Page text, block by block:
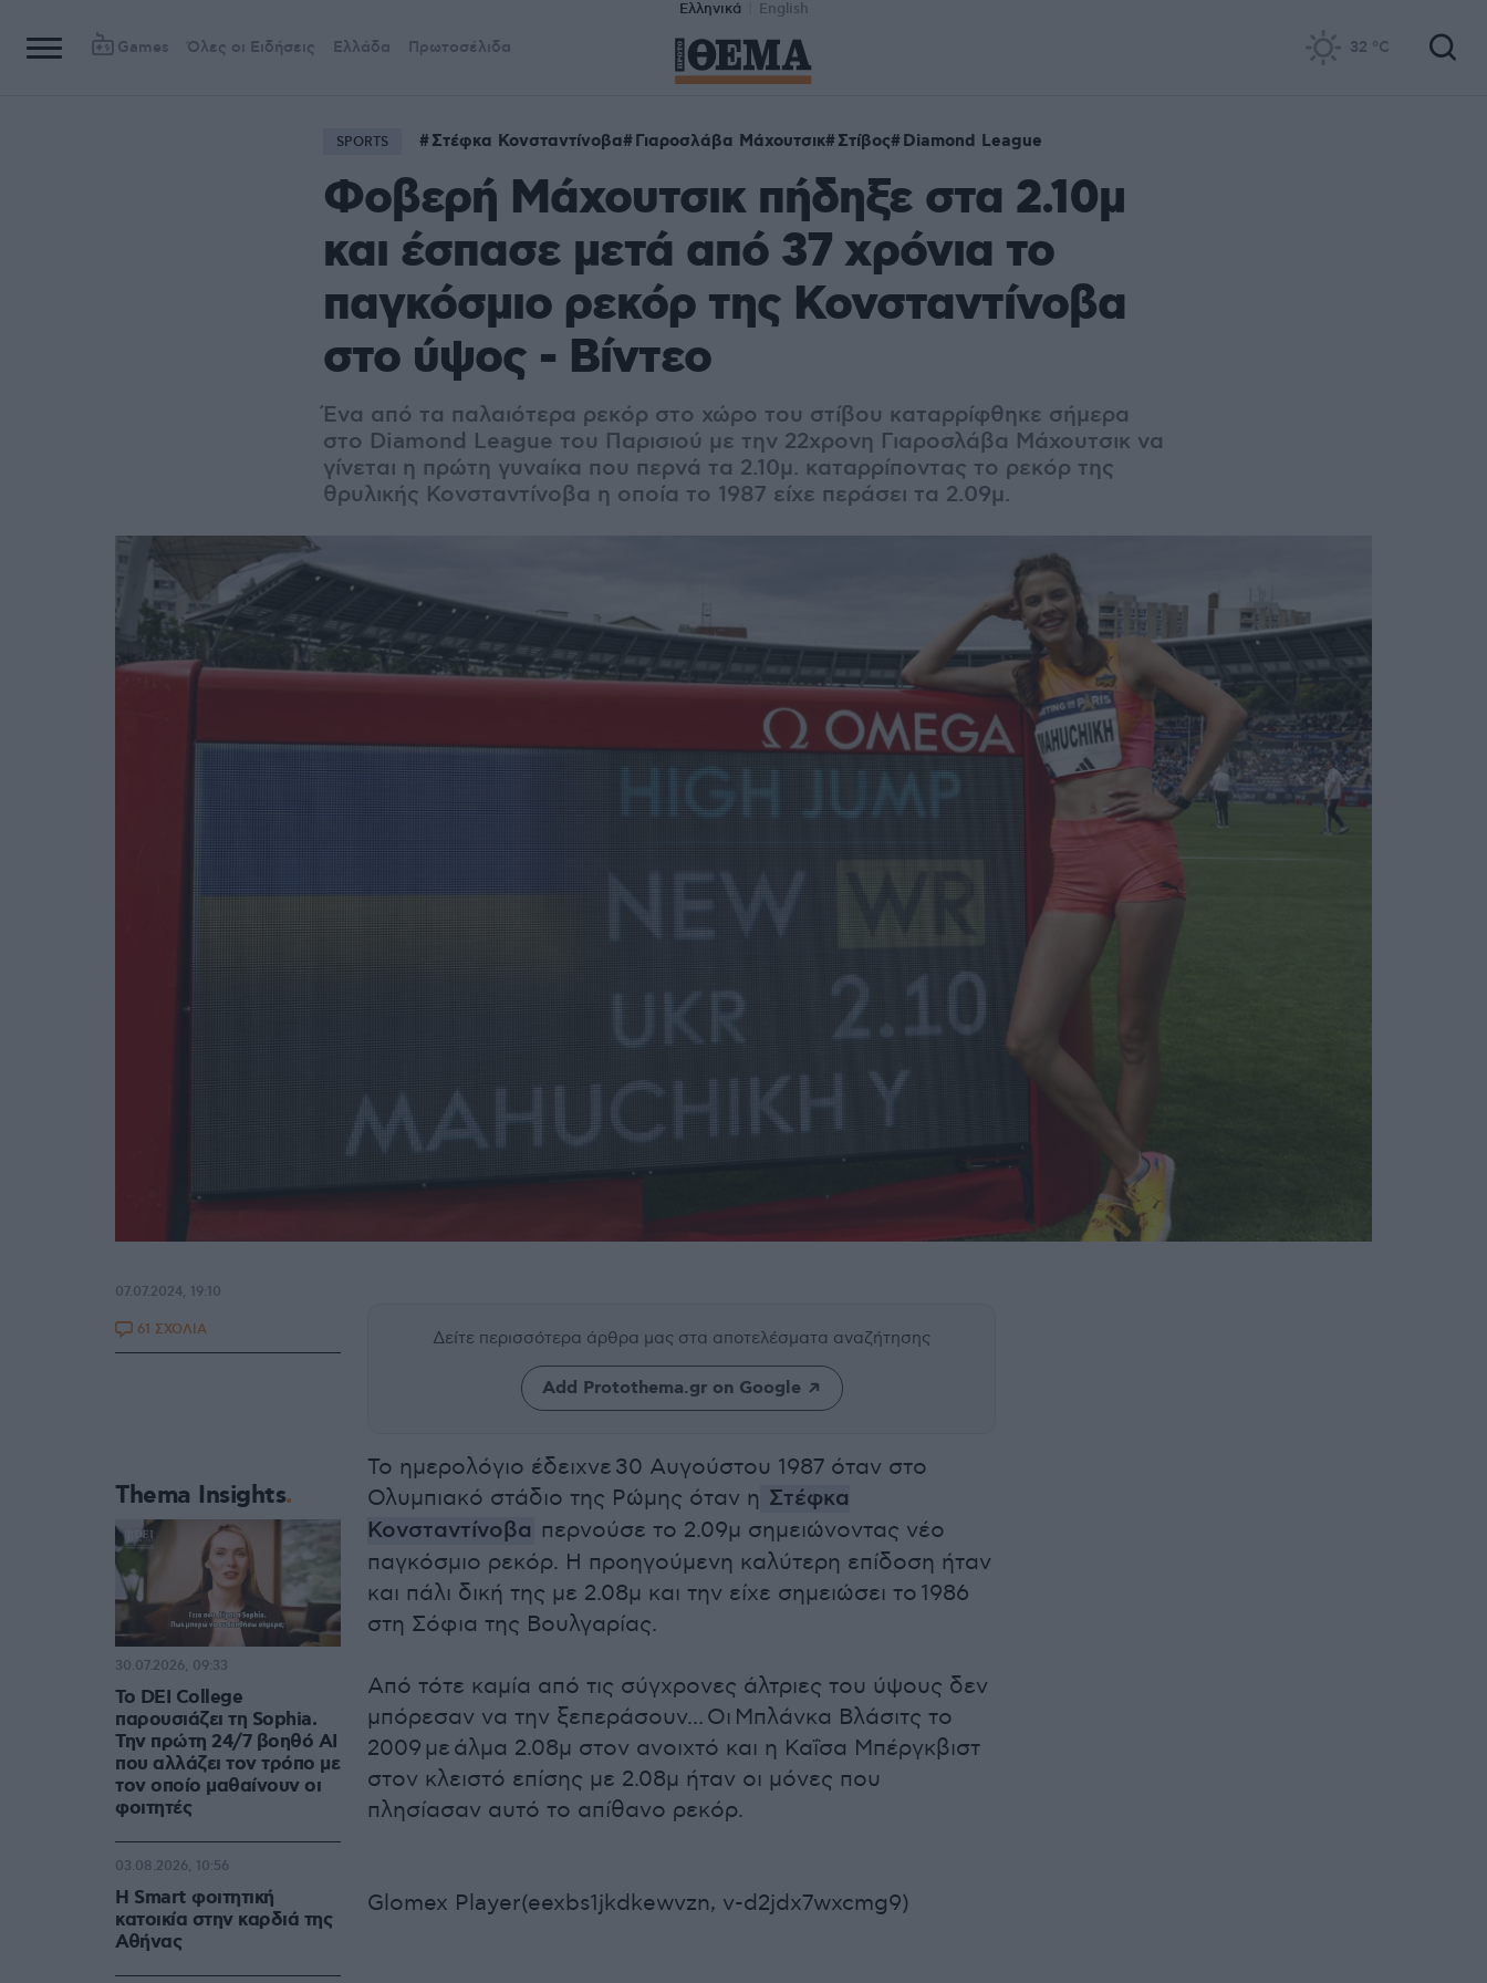
Ελληνικά English
Games Όλες οι Ειδήσεις Ελλάδα Πρωτοσέλιδα 32 °C
SPORTS Στέφκα Κονσταντίνοβα Γιαροσλάβα Μάχουτσικ Στίβος Diamond League
Φοβερή Μάχουτσικ πήδηξε στα 2.10μ
και έσπασε μετά από 37 χρόνια το
παγκόσμιο ρεκόρ της Κονσταντίνοβα
στο ύψος - Βίντεο
Ένα από τα παλαιότερα ρεκόρ στο χώρο του στίβου καταρρίφθηκε σήμερα
στο Diamond League του Παρισιού με την 22χρονη Γιαροσλάβα Μάχουτσικ να
γίνεται η πρώτη γυναίκα που περνά τα 2.10μ. καταρρίποντας το ρεκόρ της
θρυλικής Κονσταντίνοβα η οποία το 1987 είχε περάσει τα 2.09μ.
Δείτε περισσότερα άρθρα μας στα αποτελέσματα αναζήτησης
Add Protothema.gr on Google
Το ημερολόγιο έδειχνε 30 Αυγούστου 1987 όταν στο
Ολυμπιακό στάδιο της Ρώμης όταν η Στέφκα
Κονσταντίνοβα περνούσε το 2.09μ σημειώνοντας νέο
παγκόσμιο ρεκόρ. Η προηγούμενη καλύτερη επίδοση ήταν
και πάλι δική της με 2.08μ και την είχε σημειώσει το 1986
στη Σόφια της Βουλγαρίας.
Από τότε καμία από τις σύγχρονες άλτριες του ύψους δεν
μπόρεσαν να την ξεπεράσουν... Οι Μπλάνκα Βλάσιτς το
2009 με άλμα 2.08μ στον ανοιχτό και η Καΐσα Μπέργκβιστ
στον κλειστό επίσης με 2.08μ ήταν οι μόνες που
πλησίασαν αυτό το απίθανο ρεκόρ.
Glomex Player(eexbs1jkdkewvzn, v-d2jdx7wxcmg9)
07.07.2024, 19:10
61 ΣΧΟΛΙΑ
Thema Insights
Το DEI College
παρουσιάζει τη Sophia.
Την πρώτη 24/7 βοηθό AI
που αλλάζει τον τρόπο με
τον οποίο μαθαίνουν οι
φοιτητές
30.07.2026, 09:33
Η Smart φοιτητική
κατοικία στην καρδιά της
Αθήνας
03.08.2026, 10:56